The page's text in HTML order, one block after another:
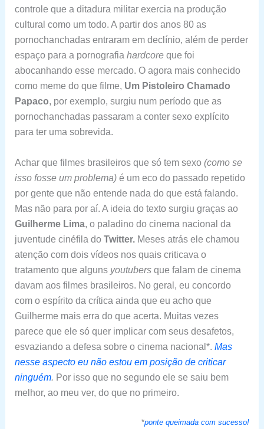
controle que a ditadura militar exercia na produção
cultural como um todo. A partir dos anos 80 as
pornochanchadas entraram em declínio, além de perder
espaço para a pornografia hardcoreque foi
abocanhando esse mercado. O agora mais conhecido
como meme do que filme, Um Pistoleiro Chamado
Papaco, por exemplo, surgiu num período que as
pornochanchadas passaram a conter sexo explícito
para ter uma sobrevida.
Achar que filmes brasileiros que só tem sexo (como se
isso fosse um problema)é um eco do passado repetido
por gente que não entende nada do que está falando.
Mas não para por aí. A ideia do texto surgiu graças ao
Guilherme Lima, o paladino do cinema nacional da
juventude cinéfila do Twitter.Meses atrás ele chamou
atenção com dois vídeos nos quais criticava o
tratamento que alguns youtubersque falam de cinema
davam aos filmes brasileiros. No geral, eu concordo
com o espírito da crítica ainda que eu acho que
Guilherme mais erra do que acerta. Muitas vezes
parece que ele só quer implicar com seus desafetos,
esvaziando a defesa sobre o cinema nacional*. Mas
nesse aspecto eu não estou em posição de criticar
ninguém. Por isso que no segundo ele se saiu bem
melhor, ao meu ver, do que no primeiro.
*ponte queimada com sucesso!